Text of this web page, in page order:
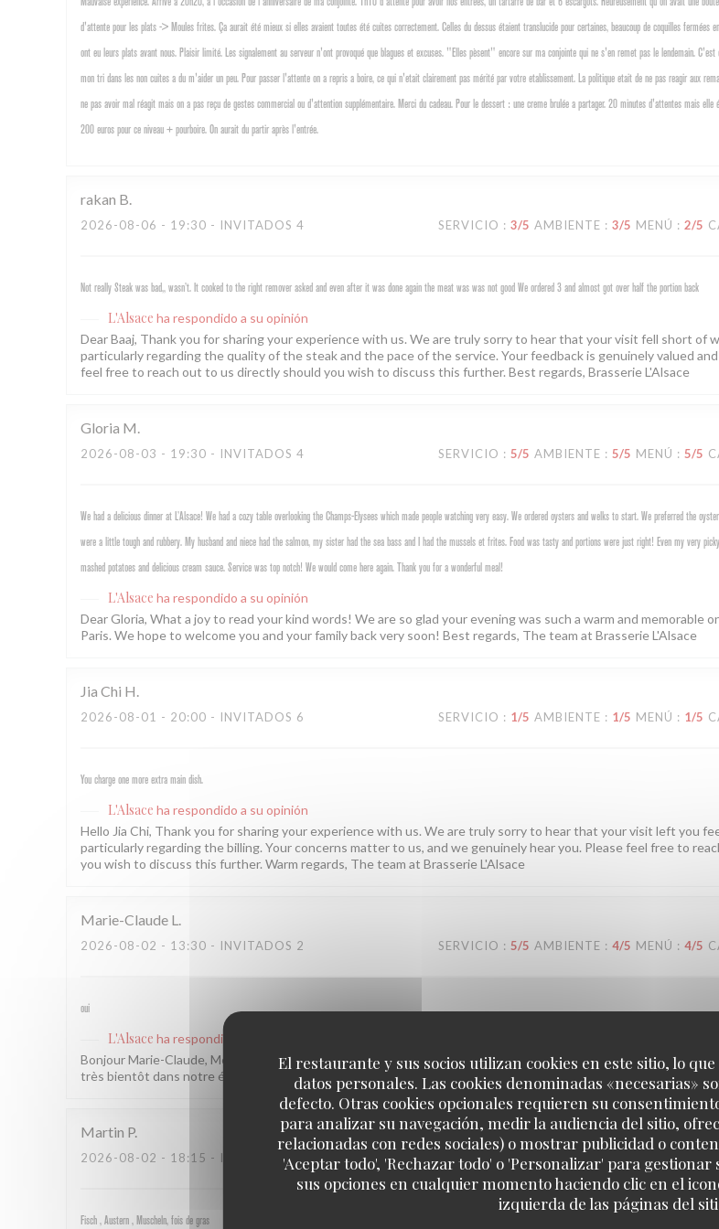
El restaurante y sus socios utilizan cookies en este sitio, lo
datos personales. Las cookies denominadas «necesarias»
defecto. Otras cookies opcionales requieren su
para analizar su navegación, medir la audiencia del sitio,
relacionadas con redes sociales) o mostrar publicidad o
'Aceptar todo', 'Rechazar todo' o 'Personalizar' para
sus opciones en cualquier momento haciendo clic en el
izquierda de las páginas del
d'attente pour les plats -> Moules frites. Ça aurait été mieux si elles avaient toutes été cuites correctement. Celles du dessus étaient translucide pour certaines, beaucoup de coquilles fermées
ont eu leurs plats avant nous. Plaisir limité. Les signalement au serveur n'ont provoqué que blagues et excuses. "Elles pèsent" encore sur ma conjointe qui ne s'en remet pas le lendemain.
mon tri dans les non cuites a du m'aider un peu. Pour passer l'attente on a repris a boire, ce qui n'etait clairement pas mérité par votre etablissement. La politique etait de ne pas reagir aux
ne pas avoir mal réagit mais on a pas reçu de gestes commercial ou d'attention supplémentaire. Merci du cadeau. Pour le dessert : une creme brulée a partager. 20 minutes d'attentes mais elle
200 euros pour ce niveau + pourboire. On aurait du partir après l'entrée.
rakan B
2026-08-06 - 19:30 - INVITADOS 4 SERVICIO : 3/5 AMBIENTE : 3/5 MENÚ : 2/5
Not really Steak was bad,, wasn’t. It cooked to the right remover asked and even after it was done again the meat was was not good We ordered 3 and almost got over half the portion back
L'Alsace ha respondido a su opinión
Dear Baaj, Thank you for sharing your experience with us. We are truly sorry to hear that your visit fell short of
particularly regarding the quality of the steak and the pace of the service. Your feedback is genuinely valued
feel free to reach out to us directly should you wish to discuss this further. Best regards, Brasserie L'Alsace
Gloria M
2026-08-03 - 19:30 - INVITADOS 4 SERVICIO : 5/5 AMBIENTE : 5/5 MENÚ : 5/5
We had a delicious dinner at L’Alsace! We had a cozy table overlooking the Champs-Elysees which made people watching very easy. We ordered oysters and welks to start. We preferred the
were a little tough and rubbery. My husband and niece had the salmon, my sister had the sea bass and I had the mussels et frites. Food was tasty and portions were just right! Even my very
mashed potatoes and delicious cream sauce. Service was top notch! We would come here again. Thank you for a wonderful meal!
L'Alsace ha respondido a su opinión
Dear Gloria, What a joy to read your kind words! We are so glad your evening was such a warm and memorable
Paris. We hope to welcome you and your family back very soon! Best regards, The team at Brasserie L'Alsace
Jia Chi H
2026-08-01 - 20:00 - INVITADOS 6 SERVICIO : 1/5 AMBIENTE : 1/5 MENÚ : 1/5
You charge one more extra main dish.
L'Alsace ha respondido a su opinión
Hello Jia Chi, Thank you for sharing your experience with us. We are truly sorry to hear that your visit left you
particularly regarding the billing. Your concerns matter to us, and we genuinely hear you. Please feel free to
you wish to discuss this further. Warm regards, The team at Brasserie L'Alsace
Marie-Claude L
2026-08-02 - 13:30 - INVITADOS 2 SERVICIO : 5/5 AMBIENTE : 4/5 MENÚ : 4/5
oui
L'Alsace ha respondido a su opinión
Bonjour Marie-Claude, Merci pour votre retour et votre confiance ! Nous sommes ravis que notre équipe vous
très bientôt dans notre établissement, au cœur de Paris ! L'équipe de la brasserie L'Alsace.
Martin P
2026-08-02 - 18:15 - INVITADOS 2 SERVICIO 5/5 AMBIENTE : MENÚ:
Fisch , Austern , Muscheln, fois de gras